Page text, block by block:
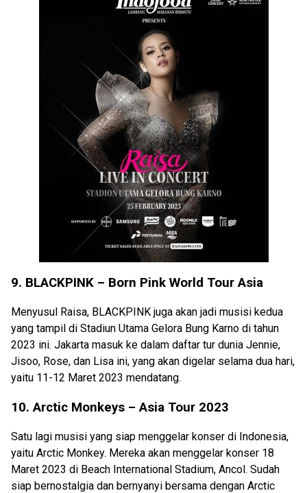
9. BLACKPINK – Born Pink World Tour Asia
Menyusul Raisa, BLACKPINK juga akan jadi musisi kedua
yang tampil di Stadiun Utama Gelora Bung Karno di tahun
2023 ini. Jakarta masuk ke dalam daftar tur dunia Jennie,
Jisoo, Rose, dan Lisa ini, yang akan digelar selama dua hari,
yaitu 11-12 Maret 2023 mendatang.
10. Arctic Monkeys – Asia Tour 2023
Satu lagi musisi yang siap menggelar konser di Indonesia,
yaitu Arctic Monkey. Mereka akan menggelar konser 18
Maret 2023 di Beach International Stadium, Ancol. Sudah
siap bernostalgia dan bernyanyi bersama dengan Arctic